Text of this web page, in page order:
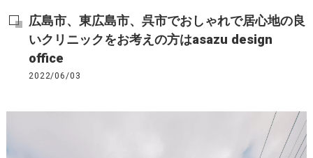
広島市、東広島市、呉市でおしゃれで居心地の良
いクリニックをお考えの方はasazu design
office
2022/06/03